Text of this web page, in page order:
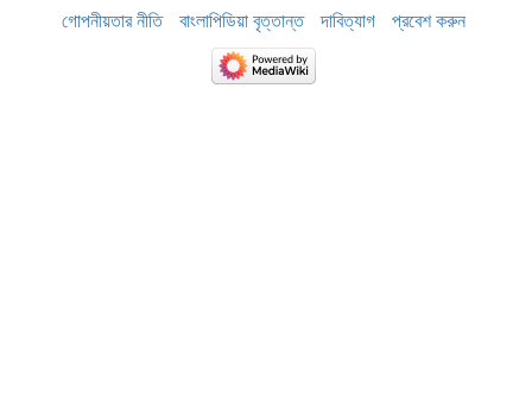
গোপনীয়তার নীতি
বাংলাপিডিয়া বৃত্তান্ত দাবিত্যাগ প্রবেশ করুন